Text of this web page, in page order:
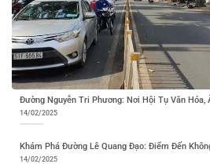
Đường Nguyễn Tri Phương: Nơi Hội Tụ Văn Hóa,
14/02/2025
Khám Phá Đường Lê Quang Đạo: Điểm Đến
14/02/2025